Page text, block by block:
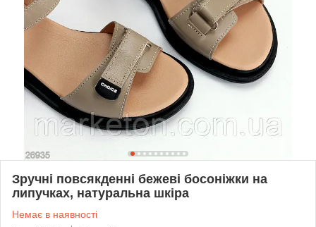
Зручні повсякденні бежеві босоніжки на
липучках, натуральна шкіра
Немає в наявності